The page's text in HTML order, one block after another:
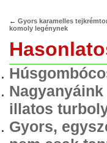
← Gyors karamelles
komoly legénynek
illatos
Gyors,